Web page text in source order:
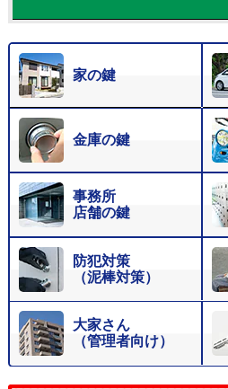
家の鍵
金庫の鍵
事務所
店舗の鍵
防犯対策
（泥棒対策）
大家さん
（管理者向け）